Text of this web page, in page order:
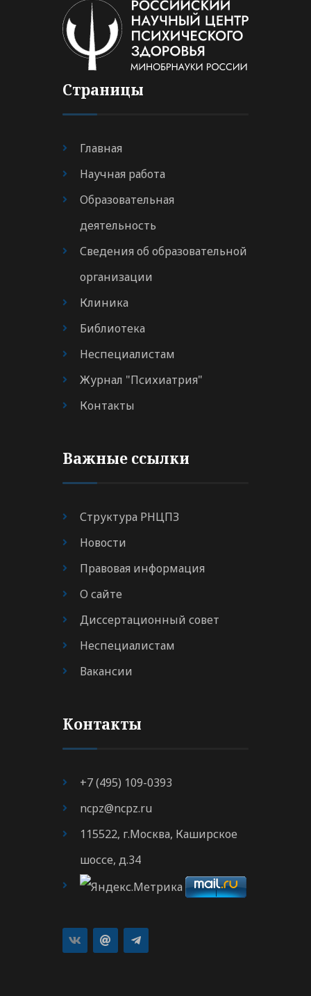
Страницы
Главная
Научная работа
Образовательная
деятельность
Сведения об образовательной
организации
Клиника
Библиотека
Неспециалистам
Журнал "Психиатрия"
Контакты
Важные ссылки
Структура РНЦПЗ
Новости
Правовая информация
О сайте
Диссертационный совет
Неспециалистам
Вакансии
Контакты
+7 (495) 109-0393
ncpz@ncpz.ru
115522, г.Москва, Каширское
шоссе, д.34